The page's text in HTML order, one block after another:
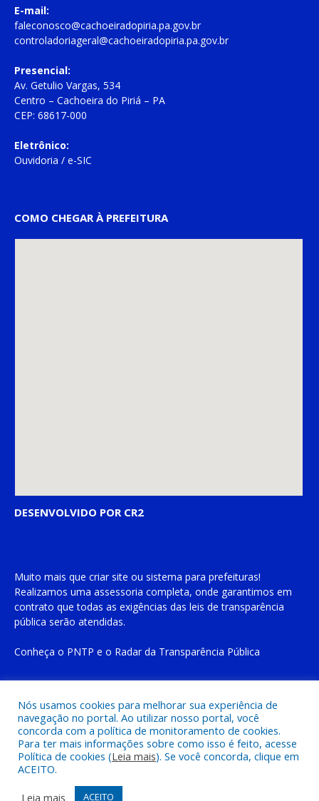
E-mail:
faleconosco@cachoeiradopiria.pa.gov.br
controladoriageral@cachoeiradopiria.pa.gov.br
Presencial:
Av. Getulio Vargas, 534
Centro – Cachoeira do Piriá – PA
CEP: 68617-000
Eletrônico:
Ouvidoria / e-SIC
COMO CHEGAR À PREFEITURA
DESENVOLVIDO POR CR2
Muito mais que criar site ou sistema para prefeituras!
Realizamos uma assessoria completa, onde garantimos em
contrato que todas as exigências das leis de transparência
pública serão atendidas.
Conheça o PNTP e o Radar da Transparência Pública
Todos os direitos reservados a Prefeitura Municipal de Cachoeira
do Piriá
Mapa do Site
Acessar o Webmail
Nós usamos cookies para melhorar sua experiência de
navegação no portal. Ao utilizar nosso portal, você
concorda com a política de monitoramento de cookies.
Para ter mais informações sobre como isso é feito, acesse
Política de cookies (Leia mais). Se você concorda, clique em
ACEITO.
Leia mais
ACEITO